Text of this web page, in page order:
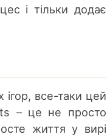
і тільки додає
все-таки цей
– це не просто
життя у вирі